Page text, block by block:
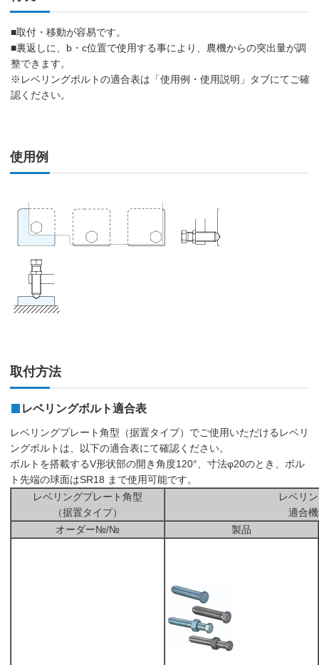
■取付・移動が容易です。
■裏返しに、b・c位置で使用する事により、農機からの突出量が調
整できます。
※レベリングボルトの適合表は「使用例・使用説明」タブにてご確
認ください。
使用例
取付方法
レベリングボルト適合表
レベリングプレート角型（据置タイプ）でご使用いただけるレベリ
ングボルトは、以下の適合表にて確認ください。
ボルトを搭載するV形状部の開き角度120°、寸法φ20のとき、ボル
ト先端の球面はSR18 まで使用可能です。
レベリングプレート角型
（据置タイプ）
レベリ
適合
オーダー№/№
製品